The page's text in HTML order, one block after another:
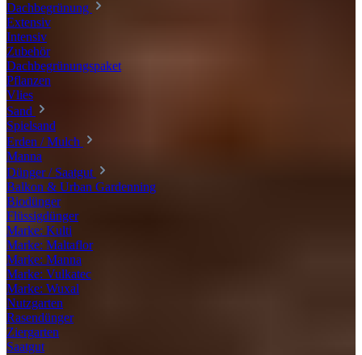
Dachbegrünung
Extensiv
Intensiv
Zubehör
Dachbegrünungspaket
Pflanzen
Vlies
Sand
Spielsand
Erden / Mulch
Manna
Dünger / Saatgut
Balkon & Urban Gardenning
Biodünger
Flüssigdünger
Marke: Kulti
Marke: Maltaflor
Marke: Manna
Marke: Vulkatec
Marke: Wuxal
Nutzgarten
Rasendünger
Ziergarten
Saatgut